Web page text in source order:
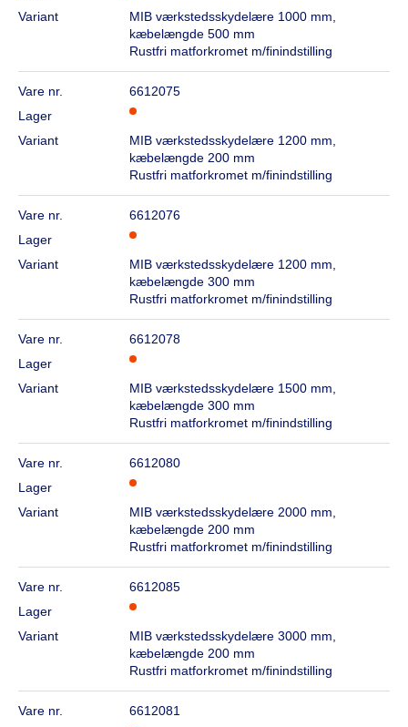
Variant
MIB værkstedsskydelære 1000 mm,
kæbelængde 500 mm
Rustfri matforkromet m/finindstilling
Vare nr.
6612075
Lager
Variant
MIB værkstedsskydelære 1200 mm,
kæbelængde 200 mm
Rustfri matforkromet m/finindstilling
Vare nr.
6612076
Lager
Variant
MIB værkstedsskydelære 1200 mm,
kæbelængde 300 mm
Rustfri matforkromet m/finindstilling
Vare nr.
6612078
Lager
Variant
MIB værkstedsskydelære 1500 mm,
kæbelængde 300 mm
Rustfri matforkromet m/finindstilling
Vare nr.
6612080
Lager
Variant
MIB værkstedsskydelære 2000 mm,
kæbelængde 200 mm
Rustfri matforkromet m/finindstilling
Vare nr.
6612085
Lager
Variant
MIB værkstedsskydelære 3000 mm,
kæbelængde 200 mm
Rustfri matforkromet m/finindstilling
Vare nr.
6612081